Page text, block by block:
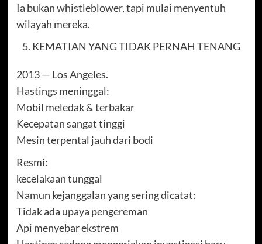
Ia bukan whistleblower, tapi mulai menyentuh
wilayah mereka.
KEMATIAN YANG TIDAK PERNAH TENANG
2013 — Los Angeles.
Hastings meninggal:
Mobil meledak & terbakar
Kecepatan sangat tinggi
Mesin terpental jauh dari bodi
Resmi:
kecelakaan tunggal
Namun kejanggalan yang sering dicatat:
Tidak ada upaya pengereman
Api menyebar ekstrem